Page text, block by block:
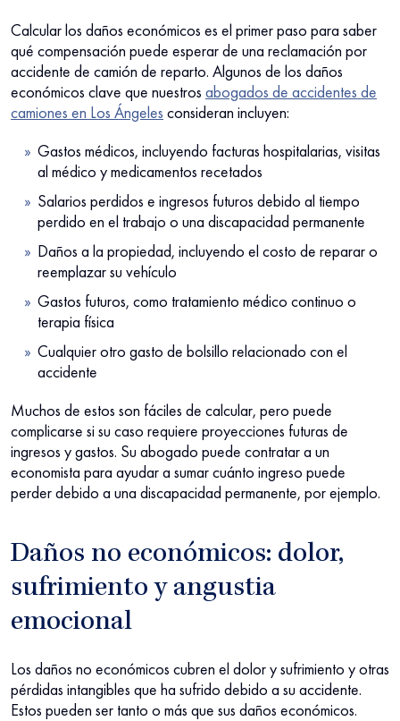
Calcular los daños económicos es el primer paso para saber
qué compensación puede esperar de una reclamación por
accidente de camión de reparto. Algunos de los daños
económicos clave que nuestros abogados de accidentes de
camiones en Los Ángeles consideran incluyen:
Gastos médicos, incluyendo facturas hospitalarias, visitas
al médico y medicamentos recetados
Salarios perdidos e ingresos futuros debido al tiempo
perdido en el trabajo o una discapacidad permanente
Daños a la propiedad, incluyendo el costo de reparar o
reemplazar su vehículo
Gastos futuros, como tratamiento médico continuo o
terapia física
Cualquier otro gasto de bolsillo relacionado con el
accidente
Muchos de estos son fáciles de calcular, pero puede
complicarse si su caso requiere proyecciones futuras de
ingresos y gastos. Su abogado puede contratar a un
economista para ayudar a sumar cuánto ingreso puede
perder debido a una discapacidad permanente, por ejemplo.
Daños no económicos: dolor,
sufrimiento y angustia
emocional
Los daños no económicos cubren el dolor y sufrimiento y otras
pérdidas intangibles que ha sufrido debido a su accidente.
Estos pueden ser tanto o más que sus daños económicos.